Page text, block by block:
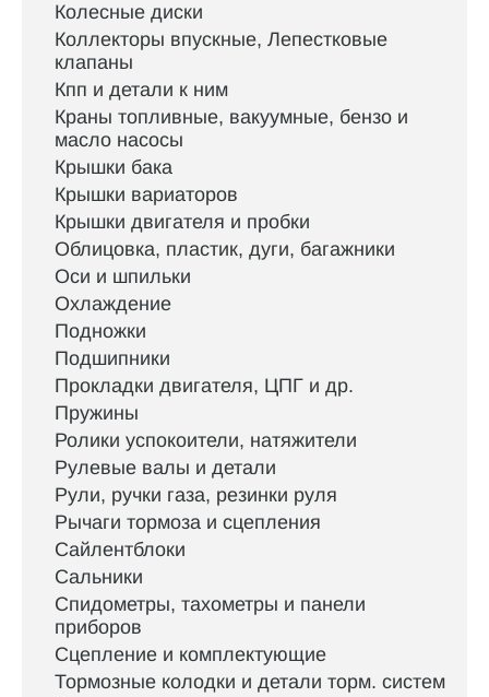
Колесные диски
Коллекторы впускные, Лепестковые
клапаны
Кпп и детали к ним
Краны топливные, вакуумные, бензо и
масло насосы
Крышки бака
Крышки вариаторов
Крышки двигателя и пробки
Облицовка, пластик, дуги, багажники
Оси и шпильки
Охлаждение
Подножки
Подшипники
Прокладки двигателя, ЦПГ и др.
Пружины
Ролики успокоители, натяжители
Рулевые валы и детали
Рули, ручки газа, резинки руля
Рычаги тормоза и сцепления
Сайлентблоки
Сальники
Спидометры, тахометры и панели
приборов
Сцепление и комплектующие
Тормозные колодки и детали торм. систем